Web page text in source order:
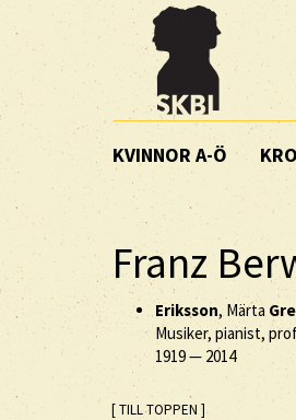
KVINNOR A-Ö
Franz
Eriksson, Märta
Musiker, pianist,
1919— 2014
[ TILL TOPPEN ]